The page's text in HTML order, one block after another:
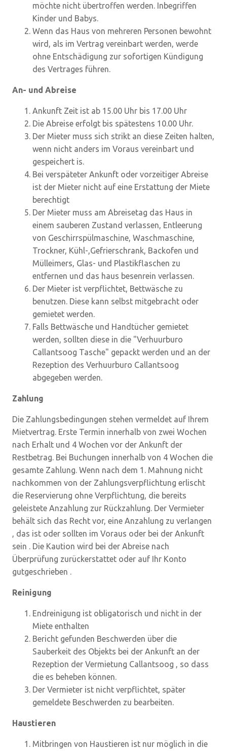
möchte nicht übertroffen werden. Inbegriffen
Kinder und Babys.
Wenn das Haus von mehreren Personen bewohnt
wird, als im Vertrag vereinbart werden, werde
ohne Entschädigung zur sofortigen Kündigung
des Vertrages führen.
An- und Abreise
Ankunft Zeit ist ab 15.00 Uhr bis 17.00 Uhr
Die Abreise erfolgt bis spätestens 10.00 Uhr.
Der Mieter muss sich strikt an diese Zeiten halten,
wenn nicht anders im Voraus vereinbart und
gespeichert is.
Bei verspäteter Ankunft oder vorzeitiger Abreise
ist der Mieter nicht auf eine Erstattung der Miete
berechtigt
Der Mieter muss am Abreisetag das Haus in
einem sauberen Zustand verlassen, Entleerung
von Geschirrspülmaschine, Waschmaschine,
Trockner, Kühl-,Gefrierschrank, Backofen und
Mülleimers, Glas- und Plastikflaschen zu
entfernen und das haus besenrein verlassen.
Der Mieter ist verpflichtet, Bettwäsche zu
benutzen. Diese kann selbst mitgebracht oder
gemietet werden.
Falls Bettwäsche und Handtücher gemietet
werden, sollten diese in die "Verhuurburo
Callantsoog Tasche" gepackt werden und an der
Rezeption des Verhuurburo Callantsoog
abgegeben werden.
Zahlung
Die Zahlungsbedingungen stehen vermeldet auf Ihrem
Mietvertrag. Erste Termin innerhalb von zwei Wochen
nach Erhalt und 4 Wochen vor der Ankunft der
Restbetrag. Bei Buchungen innerhalb von 4 Wochen die
gesamte Zahlung. Wenn nach dem 1. Mahnung nicht
nachkommen von der Zahlungsverpflichtung erlischt
die Reservierung ohne Verpflichtung, die bereits
geleistete Anzahlung zur Rückzahlung. Der Vermieter
behält sich das Recht vor, eine Anzahlung zu verlangen
, das ist oder sollten im Voraus oder bei der Ankunft
sein . Die Kaution wird bei der Abreise nach
Überprüfung zurückerstattet oder auf Ihr Konto
gutgeschrieben .
Reinigung
Endreinigung ist obligatorisch und nicht in der
Miete enthalten
Bericht gefunden Beschwerden über die
Sauberkeit des Objekts bei der Ankunft an der
Rezeption der Vermietung Callantsoog , so dass
die es beheben können.
Der Vermieter ist nicht verpflichtet, später
gemeldete Beschwerden zu bearbeiten.
Haustieren
Mitbringen von Haustieren ist nur möglich in die